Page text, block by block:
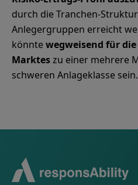
durch die Tranchen-
Anlegergruppen erreicht
könntewegweisend für
Markteszu einer mehrere
schweren Anlageklasse